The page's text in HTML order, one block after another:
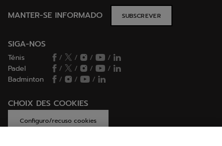
MANTER-SE INFORMADO SUBSCREVER
SIGA-NOS
Ténis / / /
/
Padel
/ / /
/
Badminton
/ / /
CHOIX DES COOKIES
Configuro/recuso cookies